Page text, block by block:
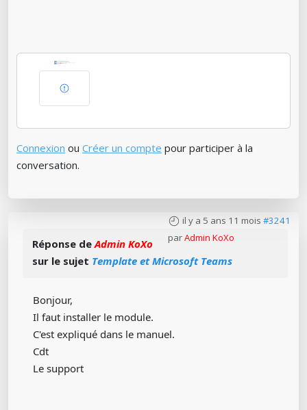
Connexion ou Créer un compte pour participer à la
conversation.
il y a 5 ans 11 mois #3241
parAdmin KoXo
Réponse deAdmin KoXo
sur le sujet Template et Microsoft Teams
Bonjour,
Il faut installer le module.
C'est expliqué dans le manuel.
Cdt
Le support